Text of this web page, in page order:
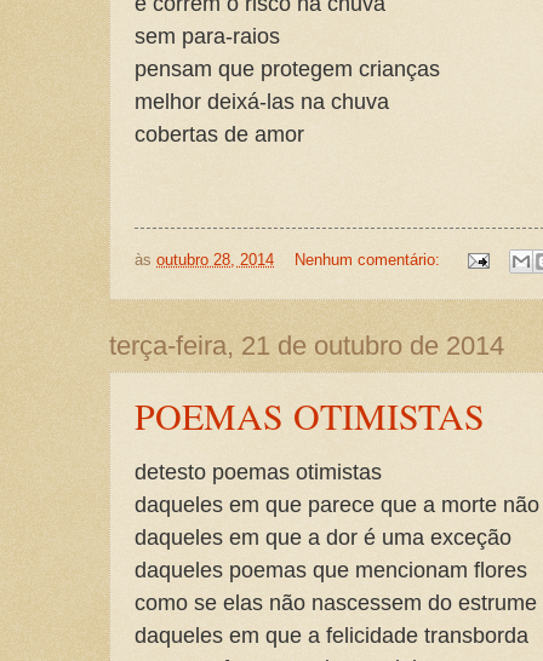
sem para-raios
pensam que protegem crianças
melhor deixá-las na chuva
cobertas de amor
às outubro 28, 2014 Nenhum comentário:
terça-feira, 21 de outubro de 2014
POEMAS OTIMISTAS
detesto poemas otimistas
daqueles em que parece que a morte
daqueles em que a dor é uma exceção
daqueles poemas que mencionam flores
como se elas não nascessem do estrume
daqueles em que a felicidade transborda